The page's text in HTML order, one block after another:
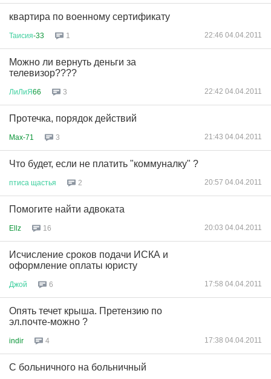
квартира по военному сертификату
Таисия-33 1 22:46 04.04.2011
Можно ли вернуть деньги за
телевизор????
ЛиЛиЯ66 3 22:42 04.04.2011
Протечка, порядок действий
Max-71 3 21:43 04.04.2011
Что будет, если не платить "коммуналку" ?
птиса щастья 2 20:57 04.04.2011
Помогите найти адвоката
Ellz 16 20:03 04.04.2011
Исчисление сроков подачи ИСКА и
оформление оплаты юристу
Джой 6 17:58 04.04.2011
Опять течет крыша. Претензию по
эл.почте-можно ?
indir 4 17:38 04.04.2011
С больничного на больничный